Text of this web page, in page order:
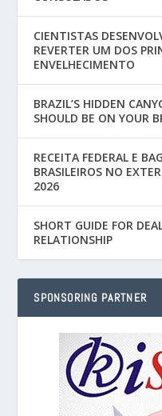
CIENTISTAS
REVERTER UM DOS
ENVELHECIMENTO
BRAZIL’S HIDDEN
SHOULD BE ON YOUR
RECEITA FEDERAL E
BRASILEIROS NO
2026
SHORT GUIDE FOR
RELATIONSHIP
SPONSORING PARTNER